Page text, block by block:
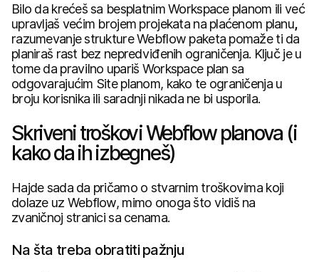
Bilo da krećeš sa besplatnim Workspace planom ili već
upravljaš većim brojem projekata na plaćenom planu,
razumevanje strukture Webflow paketa pomaže ti da
planiraš rast bez nepredviđenih ograničenja. Ključ je u
tome da pravilno upariš Workspace plan sa
odgovarajućim Site planom, kako te ograničenja u
broju korisnika ili saradnji nikada ne bi usporila.
Skriveni troškovi Webflow planova (i
kako da ih izbegneš)
Hajde sada da pričamo o stvarnim troškovima koji
dolaze uz Webflow, mimo onoga što vidiš na
zvaničnoj stranici sa cenama.
Na šta treba obratiti pažnju